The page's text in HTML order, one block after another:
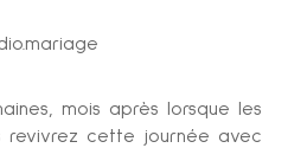
mois après lorsque les
revivrez cette journée avec